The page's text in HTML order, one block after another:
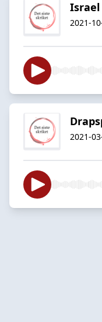
Israel
2021-
2021-